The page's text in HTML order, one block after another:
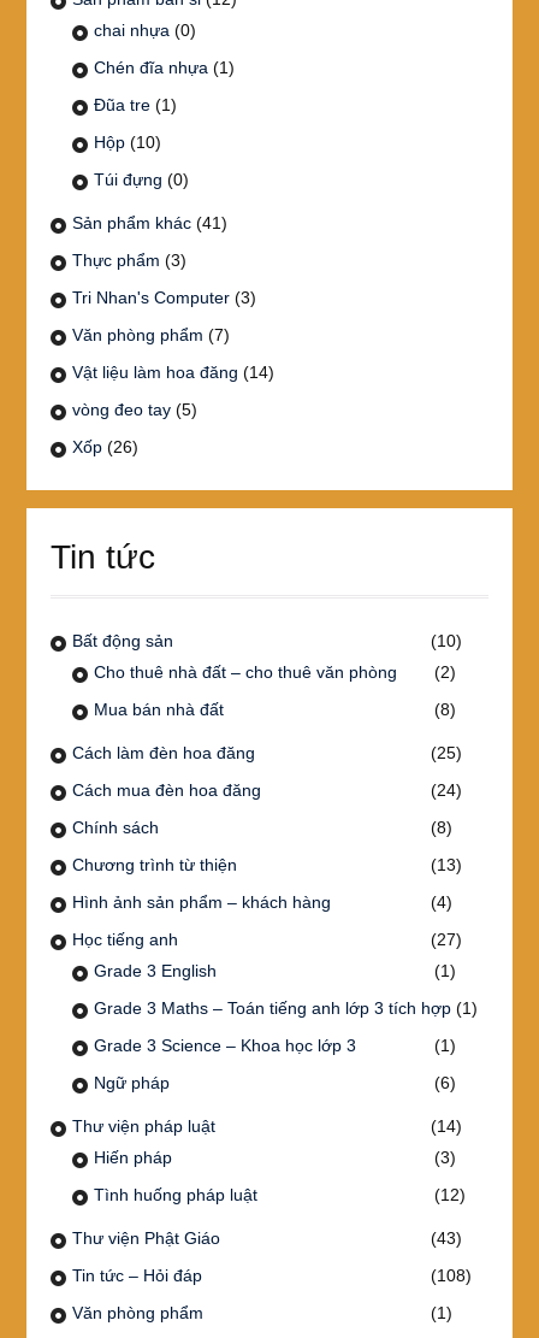
chai nhựa (0)
Chén đĩa nhựa (1)
Đũa tre (1)
Hộp (10)
Túi đựng (0)
Sản phẩm khác (41)
Thực phẩm (3)
Tri Nhan's Computer (3)
Văn phòng phẩm (7)
Vật liệu làm hoa đăng (14)
vòng đeo tay (5)
Xốp (26)
Tin tức
Bất động sản
(10)
Cho thuê nhà đất – cho thuê văn phòng
(2)
Mua bán nhà đất
(8)
Cách làm đèn hoa đăng
(25)
Cách mua đèn hoa đăng
(24)
Chính sách
(8)
Chương trình từ thiện
(13)
Hình ảnh sản phẩm – khách hàng
(4)
Học tiếng anh
(27)
Grade 3 English
(1)
Grade 3 Maths – Toán tiếng anh lớp 3 tích hợp(1)
Grade 3 Science – Khoa học lớp 3
(1)
Ngữ pháp
(6)
Thư viện pháp luật
(14)
Hiến pháp
(3)
Tình huống pháp luật
(12)
Thư viện Phật Giáo
(43)
Tin tức – Hỏi đáp
(108)
Văn phòng phẩm
(1)